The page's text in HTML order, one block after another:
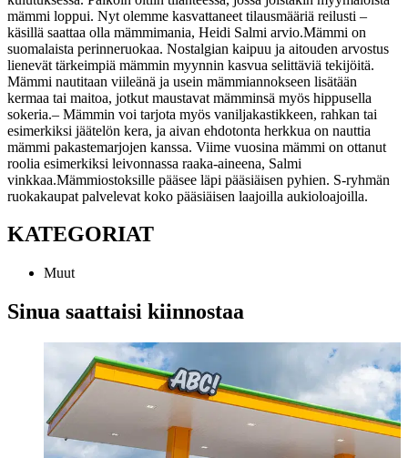
mämmi loppui. Nyt olemme kasvattaneet tilausmääriä reilusti –
käsillä saattaa olla mämmimania, Heidi Salmi arvio.Mämmi on
suomalaista perinneruokaa. Nostalgian kaipuu ja aitouden arvostus
lienevät tärkeimpiä mämmin myynnin kasvua selittäviä tekijöitä.
Mämmi nautitaan viileänä ja usein mämmiannokseen lisätään
kermaa tai maitoa, jotkut maustavat mämminsä myös hippusella
sokeria.– Mämmin voi tarjota myös vaniljakastikkeen, rahkan tai
esimerkiksi jäätelön kera, ja aivan ehdotonta herkkua on nauttia
mämmi pakastemarjojen kanssa. Viime vuosina mämmi on ottanut
roolia esimerkiksi leivonnassa raaka-aineena, Salmi
vinkkaa.Mämmiostoksille pääsee läpi pääsiäisen pyhien. S-ryhmän
ruokakaupat palvelevat koko pääsiäisen laajoilla aukioloajoilla.
KATEGORIAT
Muut
Sinua saattaisi kiinnostaa